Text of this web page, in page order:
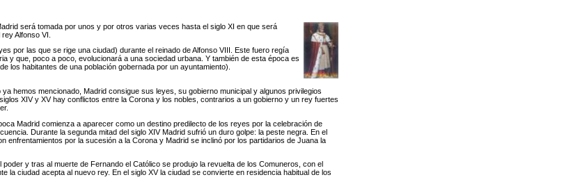
será tomada por unos y por otros varias veces hasta el siglo XI en que será
Alfonso VI.
por las que se rige una ciudad) durante el reinado de Alfonso VIII. Este fuero regía
y que, poco a poco, evolucionará a una sociedad urbana. Y también de esta época es
los habitantes de una población gobernada por un ayuntamiento).
ya hemos mencionado, Madrid consigue sus leyes, su gobierno municipal y algunos privilegios
XIV y XV hay conflictos entre la Corona y los nobles, contrarios a un gobierno y un rey fuertes
Madrid comienza a aparecer como un destino predilecto de los reyes por la celebración de
Durante la segunda mitad del siglo XIV Madrid sufrió un duro golpe: la peste negra. En el
enfrentamientos por la sucesión a la Corona y Madrid se inclinó por los partidarios de Juana la
y tras al muerte de Fernando el Católico se produjo la revuelta de los Comuneros, con el
la ciudad acepta al nuevo rey. En el siglo XV la ciudad se convierte en residencia habitual de los